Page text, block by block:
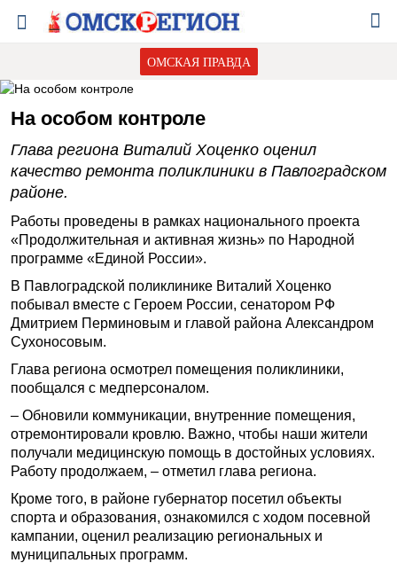
ОМСКАЯ ПРАВДА
На особом контроле
Глава региона Виталий Хоценко оценил
качество ремонта поликлиники в Павлоградском
районе.
Работы проведены в рамках национального проекта
«Продолжительная и активная жизнь» по Народной
программе «Единой России».
В Павлоградской поликлинике Виталий Хоценко
побывал вместе с Героем России, сенатором РФ
Дмитрием Перминовым и главой района Александром
Сухоносовым.
Глава региона осмотрел помещения поликлиники,
пообщался с медперсоналом.
– Обновили коммуникации, внутренние помещения,
отремонтировали кровлю. Важно, чтобы наши жители
получали медицинскую помощь в достойных условиях.
Работу продолжаем, – отметил глава региона.
Кроме того, в районе губернатор посетил объекты
спорта и образования, ознакомился с ходом посевной
кампании, оценил реализацию региональных и
муниципальных программ.